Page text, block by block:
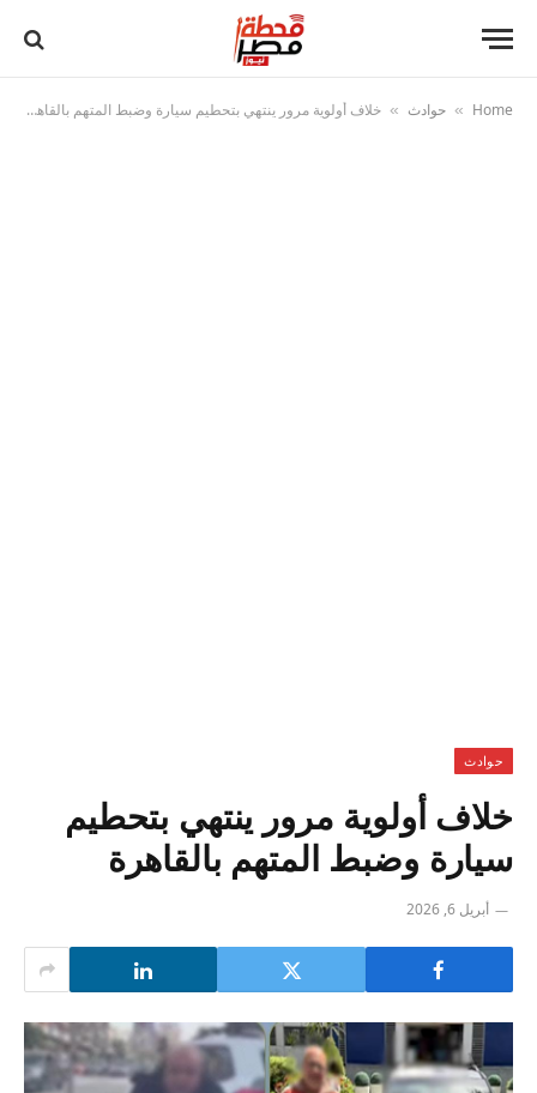
Home
» حوادث » خلاف أولوية مرور ينتهي بتحطيم سيارة وضبط المتهم بالقاهرة
حوادث
خلاف أولوية مرور ينتهي بتحطيم
سيارة وضبط المتهم بالقاهرة
أبريل 6, 2026